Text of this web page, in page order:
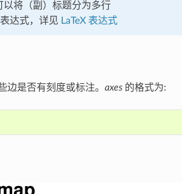
以将（副）标题分为多行
达式，详见 LaTeX 表达式
是否有刻度或标注。 axes的格式为: